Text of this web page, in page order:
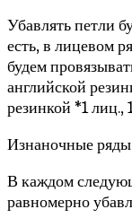
Убавлять петли
есть, в лицевом
будем
английской
резинкой *1 лиц.,
Изнаночные
В каждом
равномерно